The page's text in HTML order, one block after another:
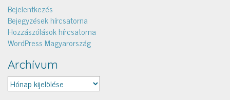
Bejelentkezés
Bejegyzések hírcsatorna
Hozzászólások hírcsatorna
WordPress Magyarország
Archívum
Archívum